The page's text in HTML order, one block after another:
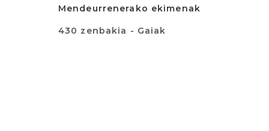
Mendeurrenerako ekimenak
430 zenbakia - Gaiak